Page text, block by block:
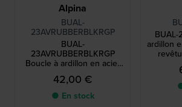
Alpina
BUAL-
23AVRUBBERBLKRGP
BUAL-
23AVRUBBERBLKRGP
Boucle à ardillon en acier
recouvert d'or rose 16 mm
42,00 €
● En stock
BUAL-
ardillon